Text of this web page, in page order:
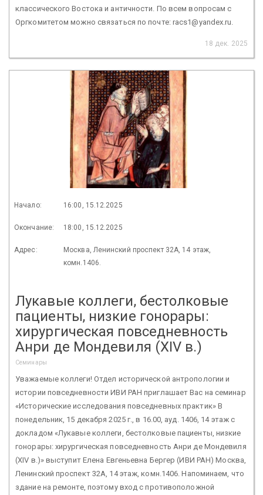
классического Востока и античности. По всем вопросам с
Оргкомитетом можно связаться по почте: racs1@yandex.ru.
18 дек. 2025
Начало: 16:00, 15.12.2025
Окончание: 18:00, 15.12.2025
Адрес:
Москва, Ленинский проспект 32А, 14 этаж,
комн.1406.
Лукавые коллеги, бестолковые
пациенты, низкие гонорары:
хирургическая повседневность
Анри де Мондевиля (XIV в.)
Семинары
Уважаемые коллеги! Отдел исторической антропологии и
истории повседневности ИВИ РАН приглашает Вас на семинар
«Исторические исследования повседневных практик» В
понедельник, 15 декабря 2025 г., в 16.00, ауд. 1406, 14 этаж с
докладом «Лукавые коллеги, бестолковые пациенты, низкие
гонорары: хирургическая повседневность Анри де Мондевиля
(XIV в.)» выступит Елена Евгеньевна Бергер (ИВИ РАН) Москва,
Ленинский проспект 32А, 14 этаж, комн.1406. Напоминаем, что
здание на ремонте, поэтому вход с противоположной